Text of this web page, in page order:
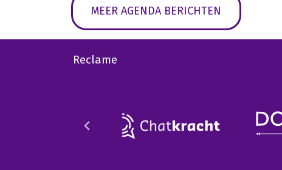
MEER AGENDA BERICHTEN
Reclame